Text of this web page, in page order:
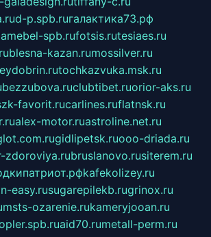
d-p.spb.ruгалактика73.рф
spb.rufotsis.rutesiaes.ru
blesna-kazan.rumossilver.ru
tochkazvuka.msk.ru
bezzubova.ruclubtibet.ruorior-aks.ru
favorit.rucarlines.ruflatnsk.ru
alex-motor.ruastroline.net.ru
gidlipetsk.ruooo-driada.ru
zdoroviya.rubruslanovo.rusiterem.ru
kafekolizey.ru
easy.rusugarepilekb.rugrinox.ru
msts-ozarenie.rukameryjooan.ru
aid70.rumetall-perm.ru